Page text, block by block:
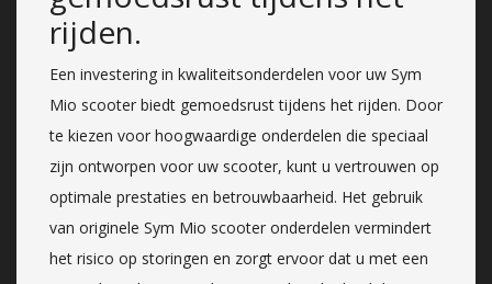
rijden.
Een investering in kwaliteitsonderdelen voor uw Sym
Mio scooter biedt gemoedsrust tijdens het rijden. Door
te kiezen voor hoogwaardige onderdelen die speciaal
zijn ontworpen voor uw scooter, kunt u vertrouwen op
optimale prestaties en betrouwbaarheid. Het gebruik
van originele Sym Mio scooter onderdelen vermindert
het risico op storingen en zorgt ervoor dat u met een